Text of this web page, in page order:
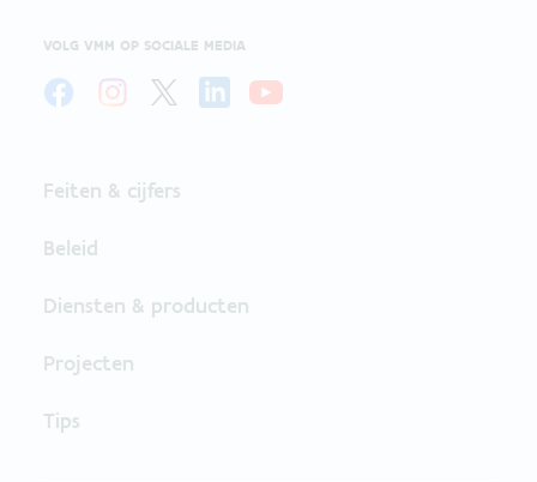
VOLG VMM OP SOCIALE MEDIA
Feiten & cijfers
Beleid
Diensten & producten
Projecten
Tips